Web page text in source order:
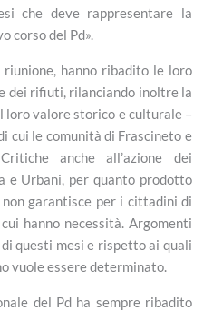
che deve rappresentare la
corso del Pd».
hanno ribadito le loro
dei rifiuti, rilanciando inoltre la
valore storico e culturale –
cui le comunità di Frascineto e
anche all’azione dei
e Urbani, per quanto prodotto
non garantisce per i cittadini di
hanno necessità. Argomenti
questi mesi e rispetto ai quali
vuole essere determinato.
del Pd ha sempre ribadito